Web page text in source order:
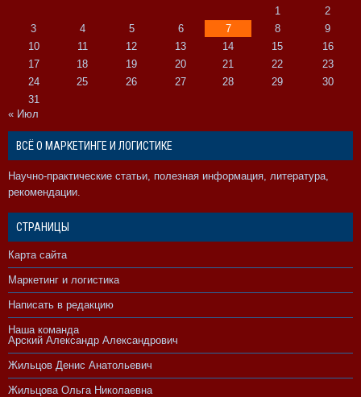
1
2
3
4 5 6 7 8
9
10
11 12 13 14 15
16
17
18 19 20 21 22
23
24
25 26 27 28 29
30
31
« Июл
ВСЁ О МАРКЕТИНГЕ И ЛОГИСТИКЕ
Научно-практические статьи, полезная информация, литература,
рекомендации.
СТРАНИЦЫ
Карта сайта
Маркетинг и логистика
Написать в редакцию
Наша команда
Арский Александр Александрович
Жильцов Денис Анатольевич
Жильцова Ольга Николаевна